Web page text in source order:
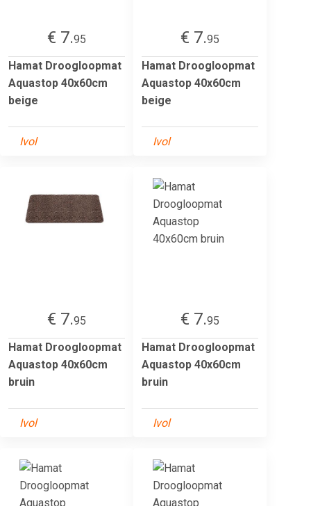
€ 7.95
Hamat Droogloopmat
Aquastop 40x60cm
beige
Ivol
€ 7.95
Hamat Droogloopmat
Aquastop 40x60cm
beige
Ivol
€ 7.95
Hamat Droogloopmat
Aquastop 40x60cm
bruin
Ivol
€ 7.95
Hamat Droogloopmat
Aquastop 40x60cm
bruin
Ivol